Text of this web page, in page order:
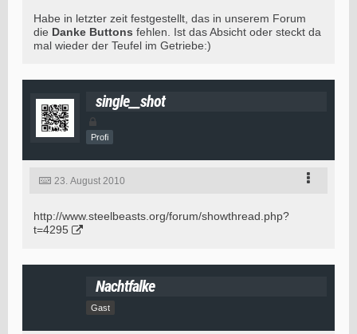
Habe in letzter zeit festgestellt, das in unserem Forum
die Danke Buttons fehlen. Ist das Absicht oder steckt da
mal wieder der Teufel im Getriebe:)
single__shot
Profi
23. August 2010
http://www.steelbeasts.org/forum/showthread.php?
t=4295
Nachtfalke
Gast